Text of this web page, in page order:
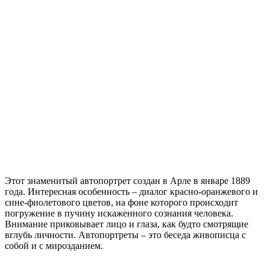
Этот знаменитый автопортрет создан в Арле в январе 1889
года. Интересная особенность – диалог красно-оранжевого и
сине-фиолетового цветов, на фоне которого происходит
погружение в пучину искаженного сознания человека.
Внимание приковывает лицо и глаза, как будто смотрящие
вглубь личности. Автопортреты – это беседа живописца с
собой и с мирозданием.